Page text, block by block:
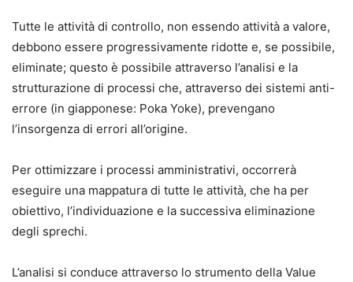
Tutte le attività di controllo, non essendo attività a valore,
debbono essere progressivamente ridotte e, se possibile,
eliminate; questo è possibile attraverso l’analisi e la
strutturazione di processi che, attraverso dei sistemi anti-
errore (in giapponese: Poka Yoke), prevengano
l’insorgenza di errori all’origine.
Per ottimizzare i processi amministrativi, occorrerà
eseguire una mappatura di tutte le attività, che ha per
obiettivo, l’individuazione e la successiva eliminazione
degli sprechi.
L’analisi si conduce attraverso lo strumento della Value